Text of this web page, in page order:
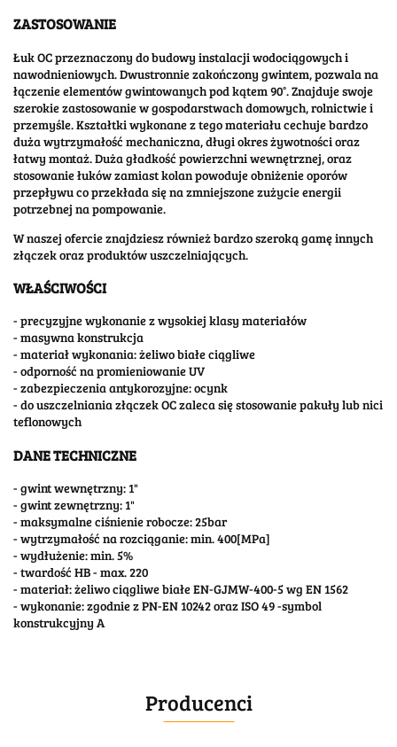
ZASTOSOWANIE
Łuk OC przeznaczony do budowy instalacji wodociągowych i
nawodnieniowych. Dwustronnie zakończony gwintem, pozwala na
łączenie elementów gwintowanych pod kątem 90°. Znajduje swoje
szerokie zastosowanie w gospodarstwach domowych, rolnictwie i
przemyśle. Kształtki wykonane z tego materiału cechuje bardzo
duża wytrzymałość mechaniczna, długi okres żywotności oraz
łatwy montaż. Duża gładkość powierzchni wewnętrznej, oraz
stosowanie łuków zamiast kolan powoduje obniżenie oporów
przepływu co przekłada się na zmniejszone zużycie energii
potrzebnej na pompowanie.
W naszej ofercie znajdziesz również bardzo szeroką gamę innych
złączek oraz produktów uszczelniających.
WŁAŚCIWOŚCI
- precyzyjne wykonanie z wysokiej klasy materiałów
- masywna konstrukcja
- materiał wykonania: żeliwo białe ciągliwe
- odporność na promieniowanie UV
- zabezpieczenia antykorozyjne: ocynk
- do uszczelniania złączek OC zaleca się stosowanie pakuły lub nici
teflonowych
DANE TECHNICZNE
- gwint wewnętrzny: 1"
- gwint zewnętrzny: 1"
- maksymalne ciśnienie robocze: 25bar
- wytrzymałość na rozciąganie: min. 400[MPa]
- wydłużenie: min. 5%
- twardość HB - max. 220
- materiał: żeliwo ciągliwe białe EN-GJMW-400-5 wg EN 1562
- wykonanie: zgodnie z PN-EN 10242 oraz ISO 49 -symbol
konstrukcyjny A
Producenci